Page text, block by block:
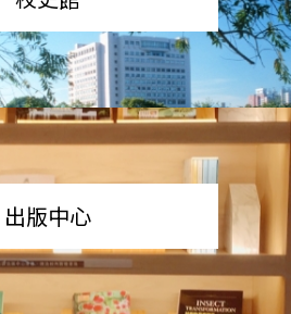
校史館
出版中心